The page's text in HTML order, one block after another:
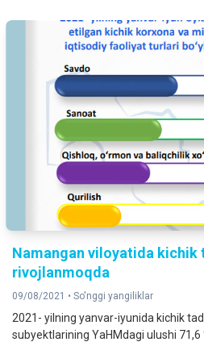
Namangan viloyatida
rivojlanmoqda
09/08/2021 • So'nggi yangiliklar
2021- yilning yanvar-iyunida kichik
subyektlarining YaHMdagi ulushi 71,6